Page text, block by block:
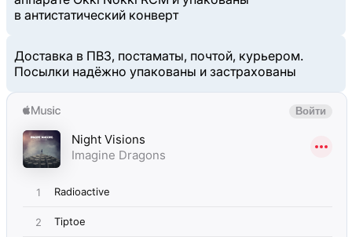
в антистатический конверт
Доставка в ПВЗ, постаматы, почтой, курьером.
Посылки надёжно упакованы и застрахованы